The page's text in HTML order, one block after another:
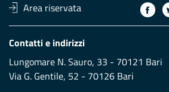
Area riservata
Contatti e indirizzi
Lungomare N. Sauro, 33 - 70121 Bari
Via G. Gentile, 52 - 70126 Bari